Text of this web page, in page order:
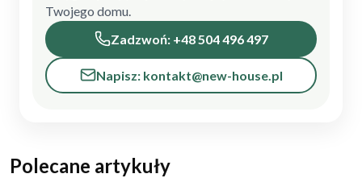
Twojego domu.
Zadzwoń: +48 504 496 497
Napisz: kontakt@new-house.pl
Polecane artykuły